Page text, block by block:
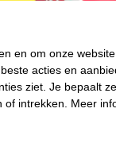
winkel vind je een
jouw
inleverpunt
Kruidvat vind je
Deze kan je
en om onze website
acties en
ziet. Je bepaalt
intrekken.
Meer